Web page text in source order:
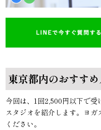
東京都内のおすす
今回は、1回2,500円以下で
スタジオを紹介します。ヨ
ください。